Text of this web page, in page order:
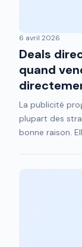
6 avril 2026
Deals
quand
La publicité
plupart des
bonne raison.